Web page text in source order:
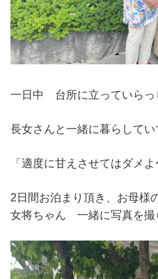
一日中 台所に立っていらっ
長女さんと一緒に暮らしてい
「適度に甘えさせてはダメ
2日間お泊まり頂き、お母様
女将ちゃん 一緒に写真を撮